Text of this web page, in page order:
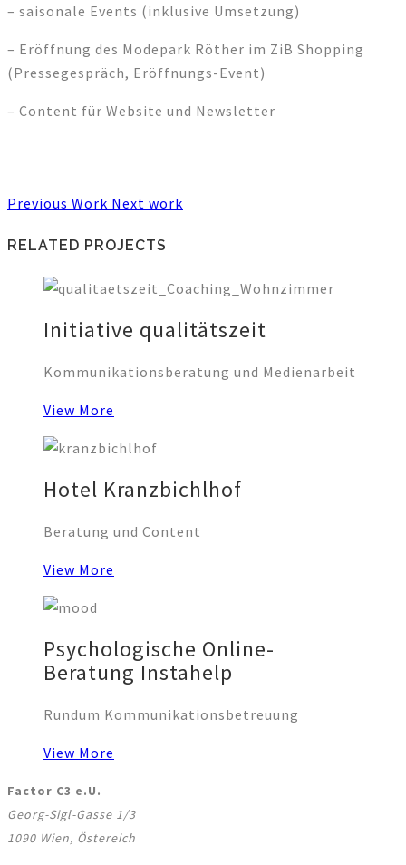
– saisonale Events (inklusive Umsetzung)
– Eröffnung des Modepark Röther im ZiB Shopping
(Pressegespräch, Eröffnungs-Event)
– Content für Website und Newsletter
Previous Work Next work
RELATED PROJECTS
Initiative qualitätszeit
Kommunikationsberatung und Medienarbeit
View More
Hotel Kranzbichlhof
Beratung und Content
View More
Psychologische Online-
Beratung Instahelp
Rundum Kommunikationsbetreuung
View More
Factor C3 e.U.
Georg-Sigl-Gasse 1/3
1090 Wien, Östereich